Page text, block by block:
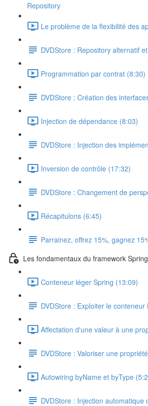
Repository
Le problème de la flexibilité des
DVDStore : Repository alternatif
Programmation par contrat (8:30)
DVDStore : Création des
Injection de dépendance (8:03)
DVDStore : Injection des
Inversion de contrôle (17:32)
DVDStore : Changement de
Récapitulons (6:45)
Parrainez, offrez 15%, gagnez
Les fondamentaux du framework Spring
Conteneur léger Spring (13:09)
DVDStore : Exploiter le conteneur
Affectation d'une valeur à une
DVDStore : Valoriser une
Autowiring byName et byType
DVDStore : Injection automatique